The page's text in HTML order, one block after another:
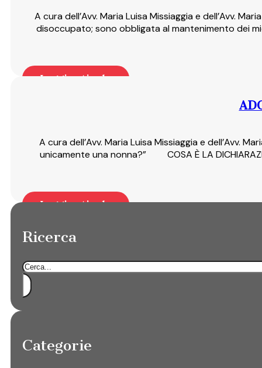
A cura dell’Avv. Maria Luisa Missiaggia e dell’Avv.
disoccupato; sono obbligata al mantenimento dei
Leggi articolo
A cura dell’Avv. Maria Luisa Missiaggia e dell’Avv.
unicamente una nonna?” COSA È LA
Leggi articolo
Ricerca
Cerca
Categorie